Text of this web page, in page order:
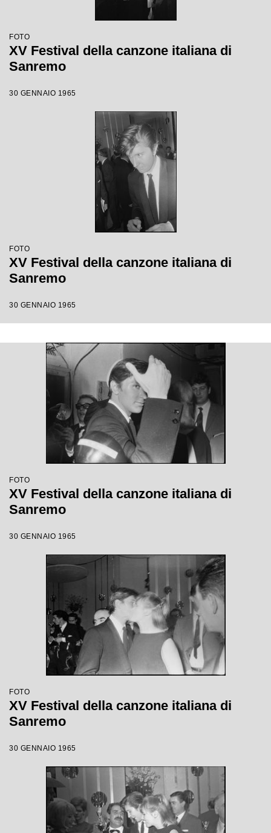
FOTO
XV Festival della canzone italiana di
Sanremo
30 GENNAIO 1965
FOTO
XV Festival della canzone italiana di
Sanremo
30 GENNAIO 1965
FOTO
XV Festival della canzone italiana di
Sanremo
30 GENNAIO 1965
FOTO
XV Festival della canzone italiana di
Sanremo
30 GENNAIO 1965